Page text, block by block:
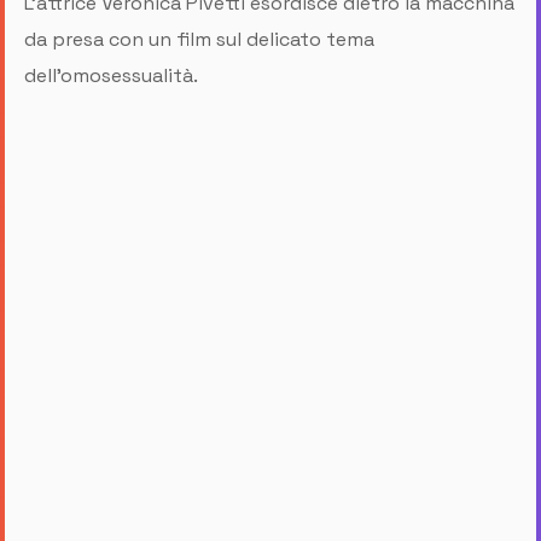
da presa con un film sul delicato tema
dell'omosessualità.